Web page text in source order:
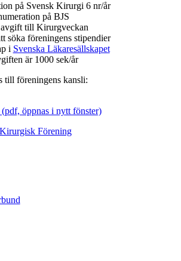
på Svensk Kirurgi 6 nr/år
på BJS
avgift till Kirurgveckan
söka föreningens stipendier
i Svenska Läkaresällskapet
är 1000 sek/år
till föreningens kansli:
öppnas i nytt fönster)
Förening